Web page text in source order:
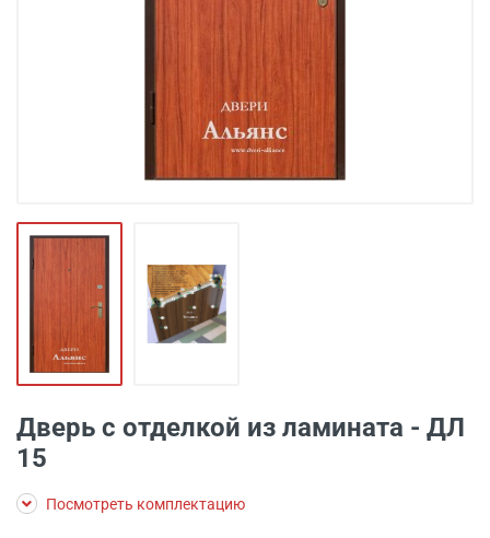
Дверь с отделкой из ламината - ДЛ
15
Посмотреть комплектацию